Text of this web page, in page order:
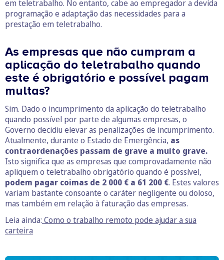
em teletrabalho. No entanto, cabe ao empregador a devida
programação e adaptação das necessidades para a
prestação em teletrabalho.
As empresas que não cumpram a
aplicação do teletrabalho quando
este é obrigatório e possível pagam
multas?
Sim. Dado o incumprimento da aplicação do teletrabalho
quando possível por parte de algumas empresas, o
Governo decidiu elevar as penalizações de incumprimento.
Atualmente, durante o Estado de Emergência, as
contraordenações passam de grave a muito grave.
Isto significa que as empresas que comprovadamente não
apliquem o teletrabalho obrigatório quando é possível,
podem pagar coimas de 2 000 € a 61 200 €. Estes valores
variam bastante consoante o caráter negligente ou doloso,
mas também em relação à faturação das empresas.
Leia ainda: Como o trabalho remoto pode ajudar a sua
carteira